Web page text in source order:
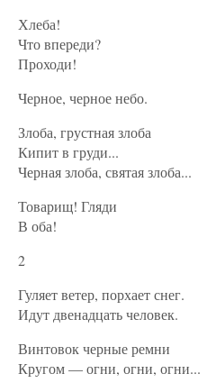
Хлеба!
Что впереди?
Проходи!
Черное, черное небо.
Злоба, грустная злоба
Кипит в груди...
Черная злоба, святая злоба...
Товарищ! Гляди
В оба!
2
Гуляет ветер, порхает снег.
Идут двенадцать человек.
Винтовок черные ремни
Кругом — огни, огни, огни...